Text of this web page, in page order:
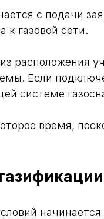
с подачи
газовой сети.
расположения
Если
системе
время,